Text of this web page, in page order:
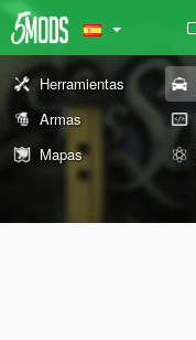
Herramientas
Armas
Mapas